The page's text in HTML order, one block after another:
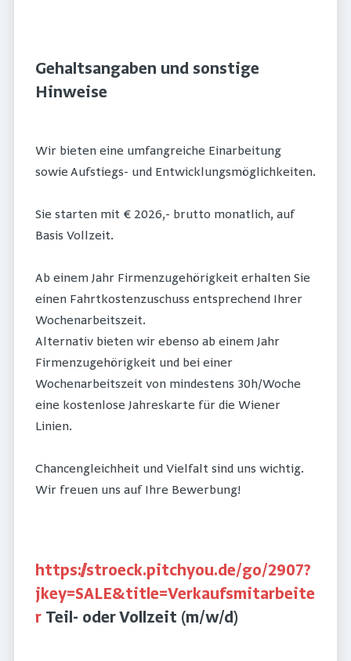
Gehaltsangaben und sonstige
Hinweise
Wir bieten eine umfangreiche Einarbeitung
sowie Aufstiegs- und Entwicklungsmöglichkeiten.
Sie starten mit € 2026,- brutto monatlich, auf
Basis Vollzeit.
Ab einem Jahr Firmenzugehörigkeit erhalten Sie
einen Fahrtkostenzuschuss entsprechend Ihrer
Wochenarbeitszeit.
Alternativ bieten wir ebenso ab einem Jahr
Firmenzugehörigkeit und bei einer
Wochenarbeitszeit von mindestens 30h/Woche
eine kostenlose Jahreskarte für die Wiener
Linien.
Chancengleichheit und Vielfalt sind uns wichtig.
Wir freuen uns auf Ihre Bewerbung!
https://stroeck.pitchyou.de/go/2907?
jkey=SALE&title=Verkaufsmitarbeite
r Teil- oder Vollzeit (m/w/d)